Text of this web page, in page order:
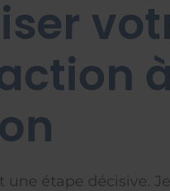
à
une étape décisive.